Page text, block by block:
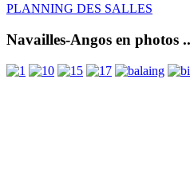
PLANNING DES SALLES
Navailles-Angos en photos